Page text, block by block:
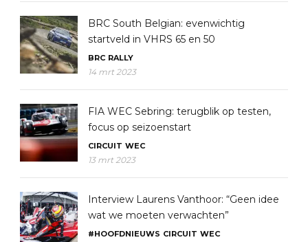
BRC South Belgian: evenwichtig
startveld in VHRS 65 en 50
BRC RALLY
14 mrt 2023
FIA WEC Sebring: terugblik op testen,
focus op seizoenstart
CIRCUIT WEC
13 mrt 2023
Interview Laurens Vanthoor: “Geen idee
wat we moeten verwachten”
#HOOFDNIEUWS CIRCUIT WEC